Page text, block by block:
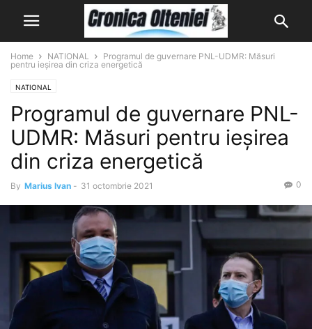
Home NATIONAL
Programul de guvernare PNL-UDMR: Măsuri
pentru ieșirea din criza energetică
NATIONAL
Programul de guvernare PNL-
UDMR: Măsuri pentru ieșirea
din criza energetică
By Marius Ivan - 31 octombrie 2021 0